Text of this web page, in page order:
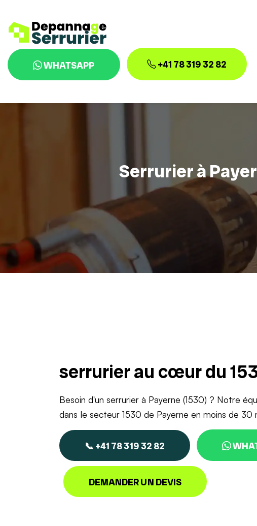
WHATSAPP +41 78 319 32 82
Serrurier à
serrurier au cœur du
Besoin d'un serrurier à Payerne (1530) ? Notre
dans le secteur 1530 de Payerne en moins de
📞 +41 78 319 32 82
DEMANDER UN DEVIS